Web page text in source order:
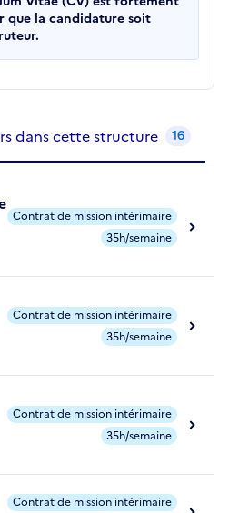
que la candidature soit
dans cette structure 16
Contrat de mission intérimaire
35h/semaine
Contrat de mission intérimaire
35h/semaine
Contrat de mission intérimaire
35h/semaine
Contrat de mission intérimaire